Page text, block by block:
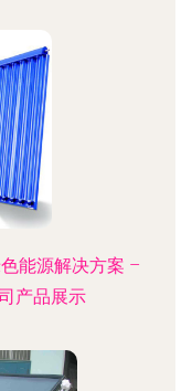
能源解决方案 –
产品展示